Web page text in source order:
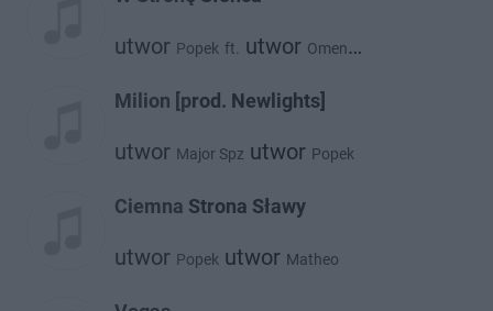
utwor Popek ft. utwor Omen
Milion [prod. Newlights]
utwor Major Spz utwor Popek
Ciemna Strona Sławy
utwor Popek utwor Matheo